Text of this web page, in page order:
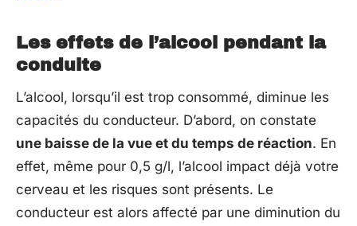
Les effets de l’alcool pendant la
conduite
L’alcool, lorsqu’il est trop consommé, diminue les
capacités du conducteur. D’abord, on constate
une baisse de la vue et du temps de réaction. En
effet, même pour 0,5 g/l, l’alcool impact déjà votre
cerveau et les risques sont présents. Le
conducteur est alors affecté par une diminution du